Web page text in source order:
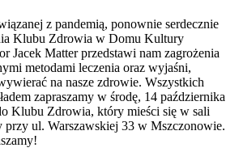
z pandemią, ponownie serdecznie
Klubu Zdrowia w Domu Kultury
Jacek Matter przedstawi nam zagrożenia
metodami leczenia oraz wyjaśni,
na nasze zdrowie. Wszystkich
zapraszamy w środę, 14 października
Klubu Zdrowia, który mieści się w sali
ul. Warszawskiej 33 w Mszczonowie.